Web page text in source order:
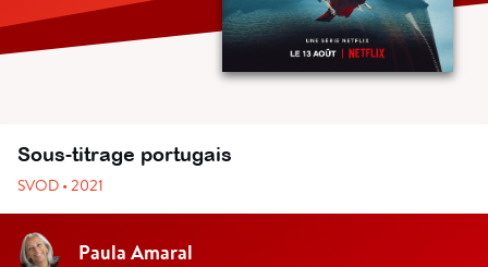
Sous-titrage portugais
SVOD • 2021
Paula Amaral